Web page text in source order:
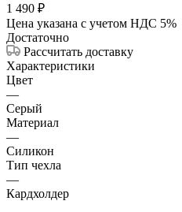
1 490 ₽
Цена указана с учетом НДС 5%
Достаточно
Рассчитать доставку
Характеристики
Цвет
—
Серый
Материал
—
Силикон
Тип чехла
—
Кардхолдер